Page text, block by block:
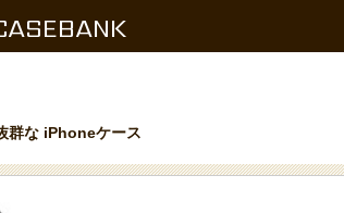
群な iPhoneケース